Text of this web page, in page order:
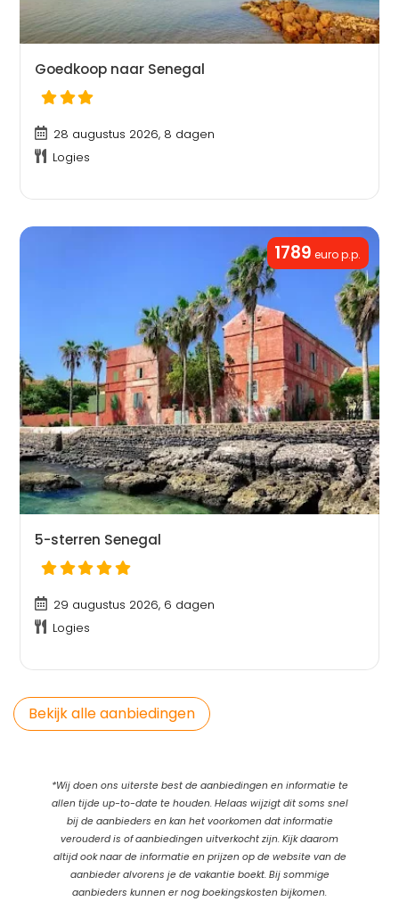
Goedkoop naar Senegal
28 augustus 2026, 8 dagen
Logies
1789 euro p.p.
5-sterren Senegal
29 augustus 2026, 6 dagen
Logies
Bekijk alle aanbiedingen
*Wij doen ons uiterste best de aanbiedingen en informatie te
allen tijde up-to-date te houden. Helaas wijzigt dit soms snel
bij de aanbieders en kan het voorkomen dat informatie
verouderd is of aanbiedingen uitverkocht zijn. Kijk daarom
altijd ook naar de informatie en prijzen op de website van de
aanbieder alvorens je de vakantie boekt. Bij sommige
aanbieders kunnen er nog boekingskosten bijkomen.